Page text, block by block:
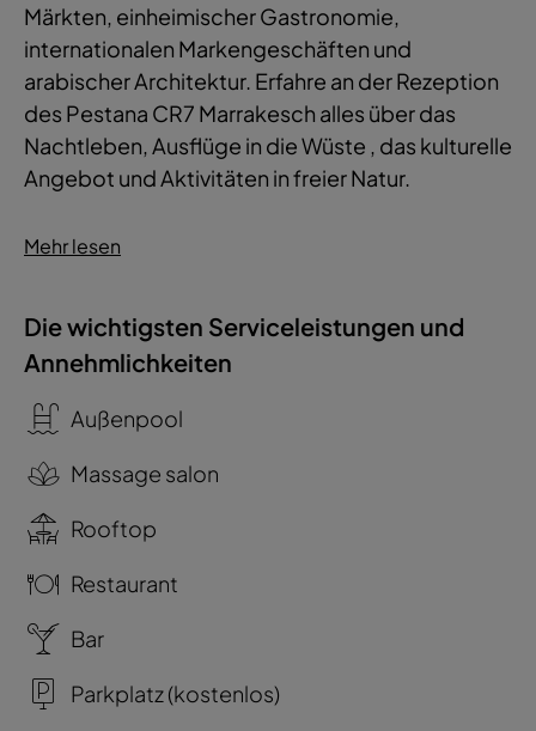
Märkten, einheimischer Gastronomie,
internationalen Markengeschäften und
arabischer Architektur. Erfahre an der Rezeption
des Pestana CR7 Marrakesch alles über das
Nachtleben, Ausflüge in die Wüste , das kulturelle
Angebot und Aktivitäten in freier Natur.
Mehr lesen
Die wichtigsten Serviceleistungen und
Annehmlichkeiten
Außenpool
Massage salon
Rooftop
Restaurant
Bar
Parkplatz (kostenlos)